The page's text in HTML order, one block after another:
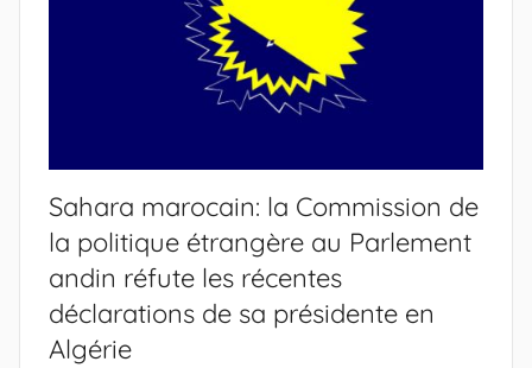
Sahara marocain: la Commission de
la politique étrangère au Parlement
andin réfute les récentes
déclarations de sa présidente en
Algérie